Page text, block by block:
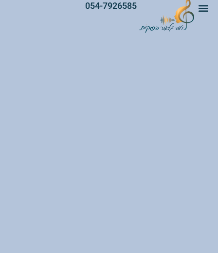
054-7926585